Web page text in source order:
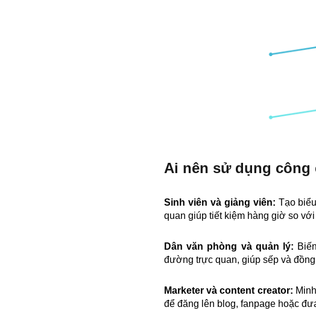
Ai nên sử dụng công
Sinh viên và giảng viên: Tạo
quan giúp tiết kiệm hàng giờ so
Dân văn phòng và quản lý:
đường trực quan, giúp sếp và
Marketer và content creator:
để đăng lên blog, fanpage hoặc